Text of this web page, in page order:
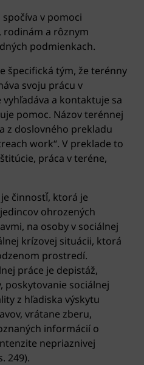
spočíva v pomoci
rodinám a rôznym
podmienkach.
špecifická tým, že terénny
svoju prácu v
a kontaktuje sa
pomoc. Názov terénnej
z doslovného prekladu
work“. V preklade to
práca v teréne,
činností̌, ktorá je
ohrozených
na osoby v sociálnej
krízovej situácii, ktorá
prostredí.
práce je depistáž,
poskytovanie sociálnej
z hľadiska výskytu
vrátane zberu,
informácií o
nepriaznivej
249).